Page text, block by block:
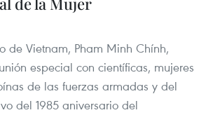
de Vietnam, Pham Minh Chính,
especial con científicas, mujeres
de las fuerzas armadas y del
del 1985 aniversario del